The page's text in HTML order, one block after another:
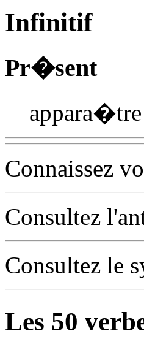
Infinitif
Pr�sent
appara�tre
Connaissez
Consultez
Consultez le
Les 50